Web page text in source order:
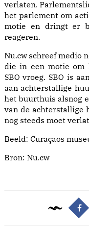
verlaten.
het parlement om
motie en dringt er
reageren.
Nu.cw schreef medio
die in een motie om
SBO vroeg. SBO is
aan achterstallige
het buurthuis alsnog
van de achterstallige
nog steeds moet
Beeld: Curaçaos
Bron: Nu.cw